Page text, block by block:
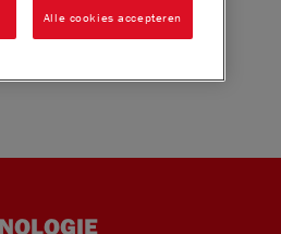
Alle cookies accepteren